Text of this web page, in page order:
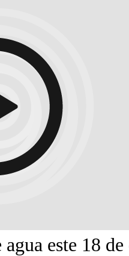
este 18